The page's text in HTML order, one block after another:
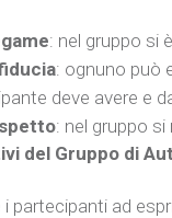
: nel gruppo si
: ognuno può
deve avere e
: nel gruppo
del Gruppo di
i partecipanti ad